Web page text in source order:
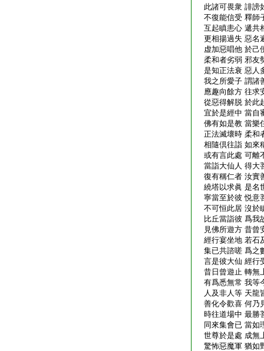
此諸可畏衆 誹謗
不復能信受 釋師
互起瞋恚心 遞共
更相揚過失 惡名
虚加惡唱他 於己
柔和者劣弱 邪友
是知正法衰 惡人
我之所愛子 謂諸
應趣向餘方 往求
從惡得解脱 於此
宜於是經中 當自
佛有如是教 當樂
正法滅壞時 柔和
相隨倶往詣 如來
或有言此處 可離
當詣大仙人 得大
復有稱仁者 汝實
繞塔以求眞 是名
寧當至於彼 悦意
不可恒此居 沒於
比丘當詣彼 爲我
見佛所遊方 昔曾
經行宴坐地 若石
集已共諮嗟 爲之
言是彼大仙 經行
昔日曾遊止 轉無
有爲悉無常 我等
人及非人等 天龍
善化令歡喜 何乃
時往道場中 最勝
同來集會已 當如
世尊於是處 成無
驚怖惡魔軍 猶如